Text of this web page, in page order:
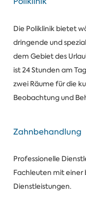
Die Poliklinik bietet
dringende und
dem Gebiet des
ist 24 Stunden am
zwei Räume für die
Beobachtung und
Zahnbehandlung
Professionelle
Fachleuten mit
Dienstleistungen.